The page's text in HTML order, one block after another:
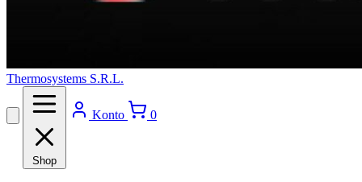
Thermosystems S.R.L.
Shop
Konto 0